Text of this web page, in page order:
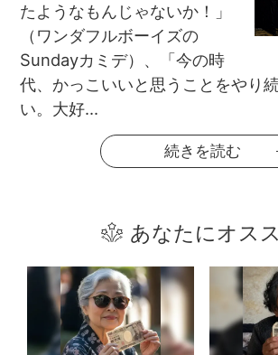
たようなもんじゃないか！」
（ワンダフルボーイズの
Sundayカミデ）、「今の時
代、かっこいいと思うことをやり
い。大好...
続きを読む
あなたにオス